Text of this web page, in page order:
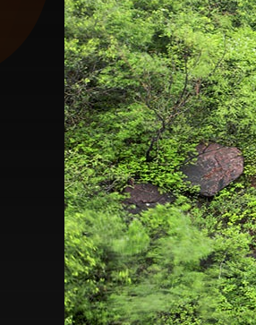
新闻 国内 国际
人民领袖习近平 联播+
视频 小央视频 小央
现场 前线 比划
体育 直播 竞猜
VIP会员 CCTV奥林匹
财经 教育 乡村振兴
大国智造 大国展会